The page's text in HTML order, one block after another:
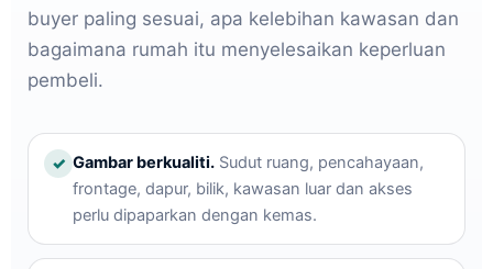
buyer paling sesuai, apa kelebihan kawasan dan
bagaimana rumah itu menyelesaikan keperluan
pembeli.
✓ Gambar berkualiti. Sudut ruang, pencahayaan,
frontage, dapur, bilik, kawasan luar dan akses
perlu dipaparkan dengan kemas.